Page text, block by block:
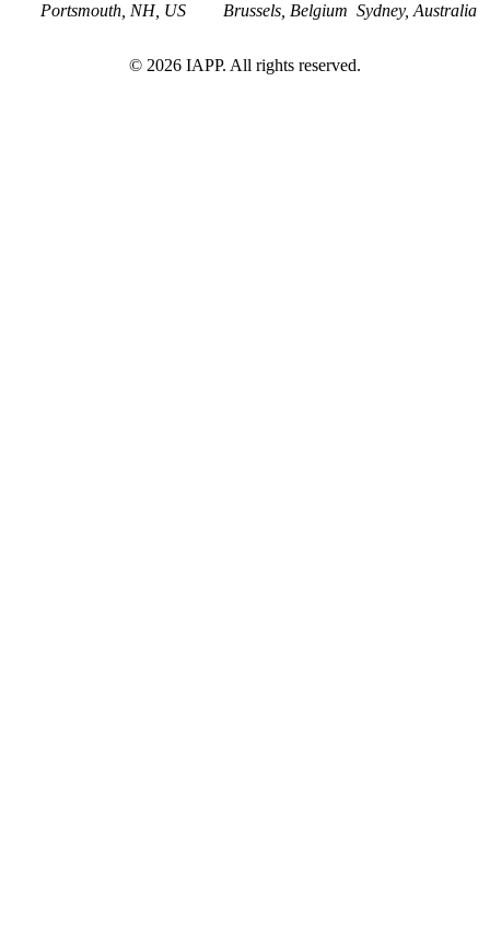
Portsmouth, NH, US
Brussels, Belgium Sydney, Australia
© 2026 IAPP. All rights reserved.